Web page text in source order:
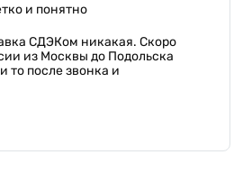
и понятно
СДЭКом никакая. Скоро
из Москвы до Подольска
то после звонка и